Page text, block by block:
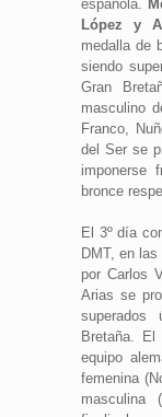
española.
López y
medalla de
siendo
Gran
masculino
Franco,
del Ser se
imponerse
bronce
El 3º día
DMT, en
por Carlos
Arias se
superados
Bretaña.
equipo
femenina
masculina